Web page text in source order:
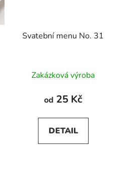
Svatební menu No. 31
Zakázková výroba
od 25 Kč
DETAIL